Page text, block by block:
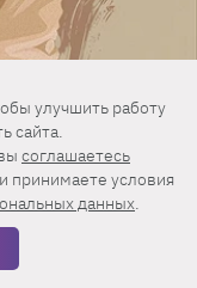
мягкостью.
Робертс.
креп,
улучшить работу
сайта.
соглашаетесь
и принимаете условия
данных.